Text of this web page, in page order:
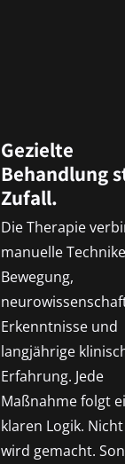
Gezielte
Behandlung
Zufall.
Die Therapie
manuelle
Bewegung,
Erkenntnisse und
langjährige
Erfahrung. Jede
Maßnahme folgt
klaren Logik.
wird gemacht.